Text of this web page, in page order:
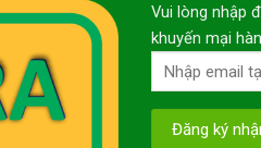
Vui lòng nhập
khuyến mại